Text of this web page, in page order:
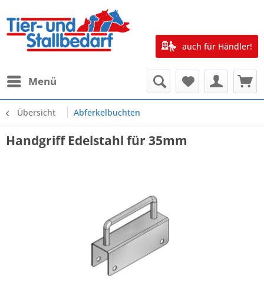
Menü
auch für Händler!
Übersicht Abferkelbuchten
Handgriff Edelstahl für 35mm